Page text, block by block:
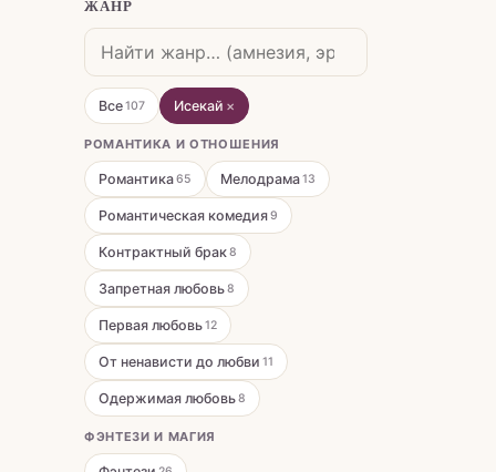
ЖАНР
Все107 Исекай ×
РОМАНТИКА И ОТНОШЕНИЯ
Романтика65 Мелодрама13
Романтическая комедия9
Контрактный брак8
Запретная любовь8
Первая любовь12
От ненависти до любви 11
Одержимая любовь8
ФЭНТЕЗИ И МАГИЯ